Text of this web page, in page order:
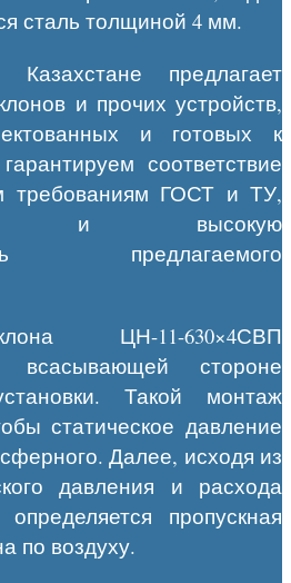
сталь толщиной 4 мм.
предлагает
и прочих устройств,
и готовых к
соответствие
требованиям ГОСТ и ТУ,
и высокую
предлагаемого
ЦН-11-630×4СВП
всасывающей стороне
Такой монтаж
статическое давление
Далее, исходя из
давления и расхода
пропускная
по воздуху.